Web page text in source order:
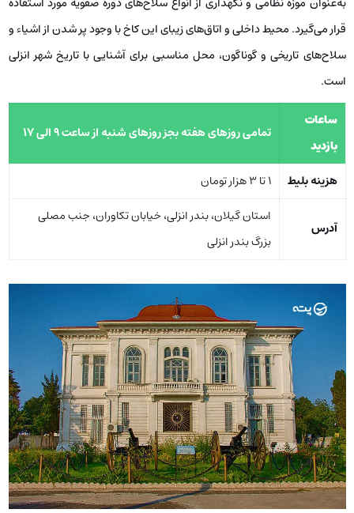
قرار می‌گیرد. محیط داخلی و اتاق‌های زیبای این کاخ با وجود پر شدن از اشیاء و
سلاح‌های تاریخی و گوناگون، محل مناسبی برای آشنایی با تاریخ شهر انزلی
است.
ساعات
بازدید
تمامی روزهای هفته بجز روزهای شنبه از ساعت 9 الی 17
هزینه بلیط 1 تا 3 هزار تومان
آدرس
استان گیلان، بندر انزلی، خیابان تکاوران، جنب مصلی
بزرگ بندر انزلی